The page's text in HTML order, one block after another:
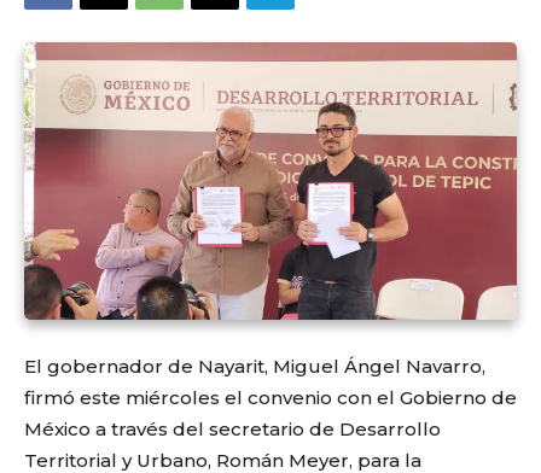
El gobernador de Nayarit, Miguel Ángel Navarro,
firmó este miércoles el convenio con el Gobierno de
México a través del secretario de Desarrollo
Territorial y Urbano, Román Meyer, para la